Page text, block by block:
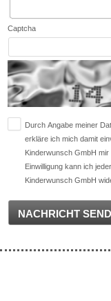
Captcha
Durch Angabe meiner
erkläre ich mich damit
Kinderwunsch GmbH
Einwilligung kann ich
Kinderwunsch GmbH
NACHRICHT